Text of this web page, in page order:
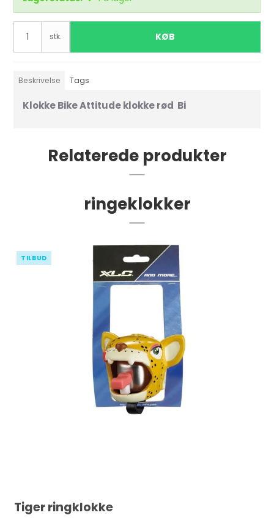
stk. KØB
Beskrivelse Tags
Klokke Bike Attitude klokke rød Bi
Relaterede produkter
ringeklokker
TILBUD
Tiger ringklokke